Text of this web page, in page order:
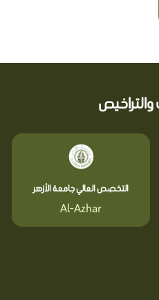
والتراخيص
التخصص العالي جامعة الأزهر
Al-Azhar